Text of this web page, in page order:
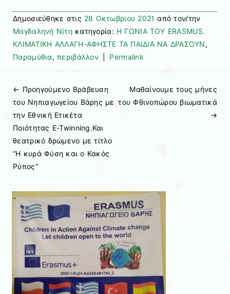
Δημοσιεύθηκε στις 28 Οκτωβρίου 2021 από τον/την
Μαγδαληνή Νίτηκατηγορία: Η ΓΩΝΙΑ ΤΟΥ ERASMUS.
ΚΛΙΜΑΤΙΚΗ ΑΛΛΑΓΗ-ΑΦΗΣΤΕ ΤΑ ΠΑΙΔΙΑ ΝΑ ΔΡΑΣΟΥΝ,
Παραμύθια,περιβάλλον Permalink
Πλοήγηση άρθρων
← Προηγούμενo Βράβευση
του Νηπιαγωγείου Βάρης με
την Εθνική Ετικέτα
Ποιότητας E-Twinning.Και
θεατρικό δρώμενο με τίτλο
“Η κυρά Φύση και ο Κακός
Ρύπος”
Μαθαίνουμε τους μήνες
του Φθινοπώρου βιωματικά
→